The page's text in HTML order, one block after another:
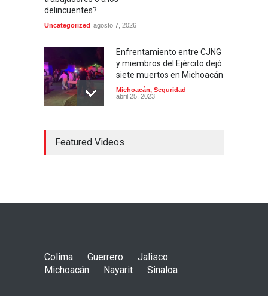
delincuentes?
Uncategorized agosto 7, 2026
Enfrentamiento entre CJNG
y miembros del Ejército dejó
siete muertos en Michoacán
Michoacán, Seguridad
abril 25, 2023
contra mujeres
Nayarit , Seguridad
Featured Videos
Colima Guerrero
Jalisco
Michoacán
Nayarit Sinaloa